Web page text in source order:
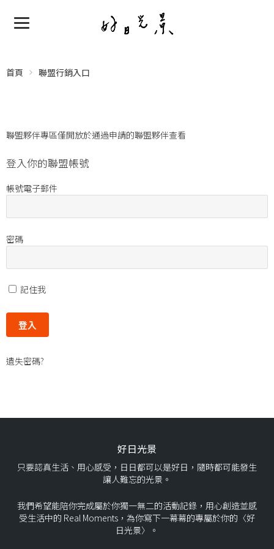
首頁 聯盟行銷入口
聯盟夥伴專區僅開放於通過申請的聯盟夥伴查看
登入你的聯盟帳號
帳號電子郵件
密碼
記住我
遺失密碼?
好日光景
只要認真生活、用心感受，日日都可以是好日，隨時都可能發生
讓人難忘的光景。
我們希望能陪你完成屬於你獨一無二的活動記錄，用心創造並感
受生活中的 Real Moments，為你寫下一幕幕的專屬於你的〈好
日光景〉。